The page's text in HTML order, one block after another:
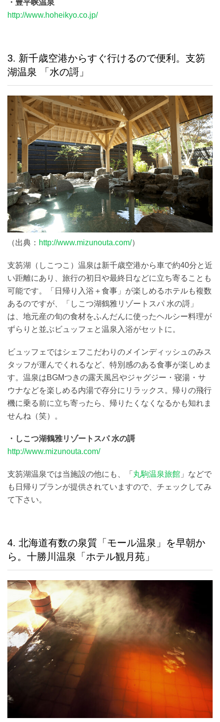
・豊平峡温泉
http://www.hoheikyo.co.jp/
3. 新千歳空港からすぐ行けるので便利。支笏
湖温泉 「水の謌」
（出典： http://www.mizunouta.com/）
支笏湖（しこつこ）温泉は新千歳空港から車で約40分と近
い距離にあり、旅行の初日や最終日などに立ち寄ることも
可能です。「日帰り入浴＋食事」が楽しめるホテルも複数
あるのですが、「しこつ湖鶴雅リゾートスパ 水の謌」
は、地元産の旬の食材をふんだんに使ったヘルシー料理が
ずらりと並ぶビュッフェと温泉入浴がセットに。
ビュッフェではシェフこだわりのメインディッシュのみス
タッフが運んでくれるなど、特別感のある食事が楽しめま
す。温泉はBGMつきの露天風呂やジャグジー・寝湯・サ
ウナなどを楽しめる内湯で存分にリラックス。帰りの飛行
機に乗る前に立ち寄ったら、帰りたくなくなるかも知れま
せんね（笑）。
・しこつ湖鶴雅リゾートスパ 水の謌
http://www.mizunouta.com/
支笏湖温泉では当施設の他にも、「 丸駒温泉旅館 」などで
も日帰りプランが提供されていますので、チェックしてみ
て下さい。
4. 北海道有数の泉質「モール温泉」を早朝か
ら。十勝川温泉「ホテル観月苑」